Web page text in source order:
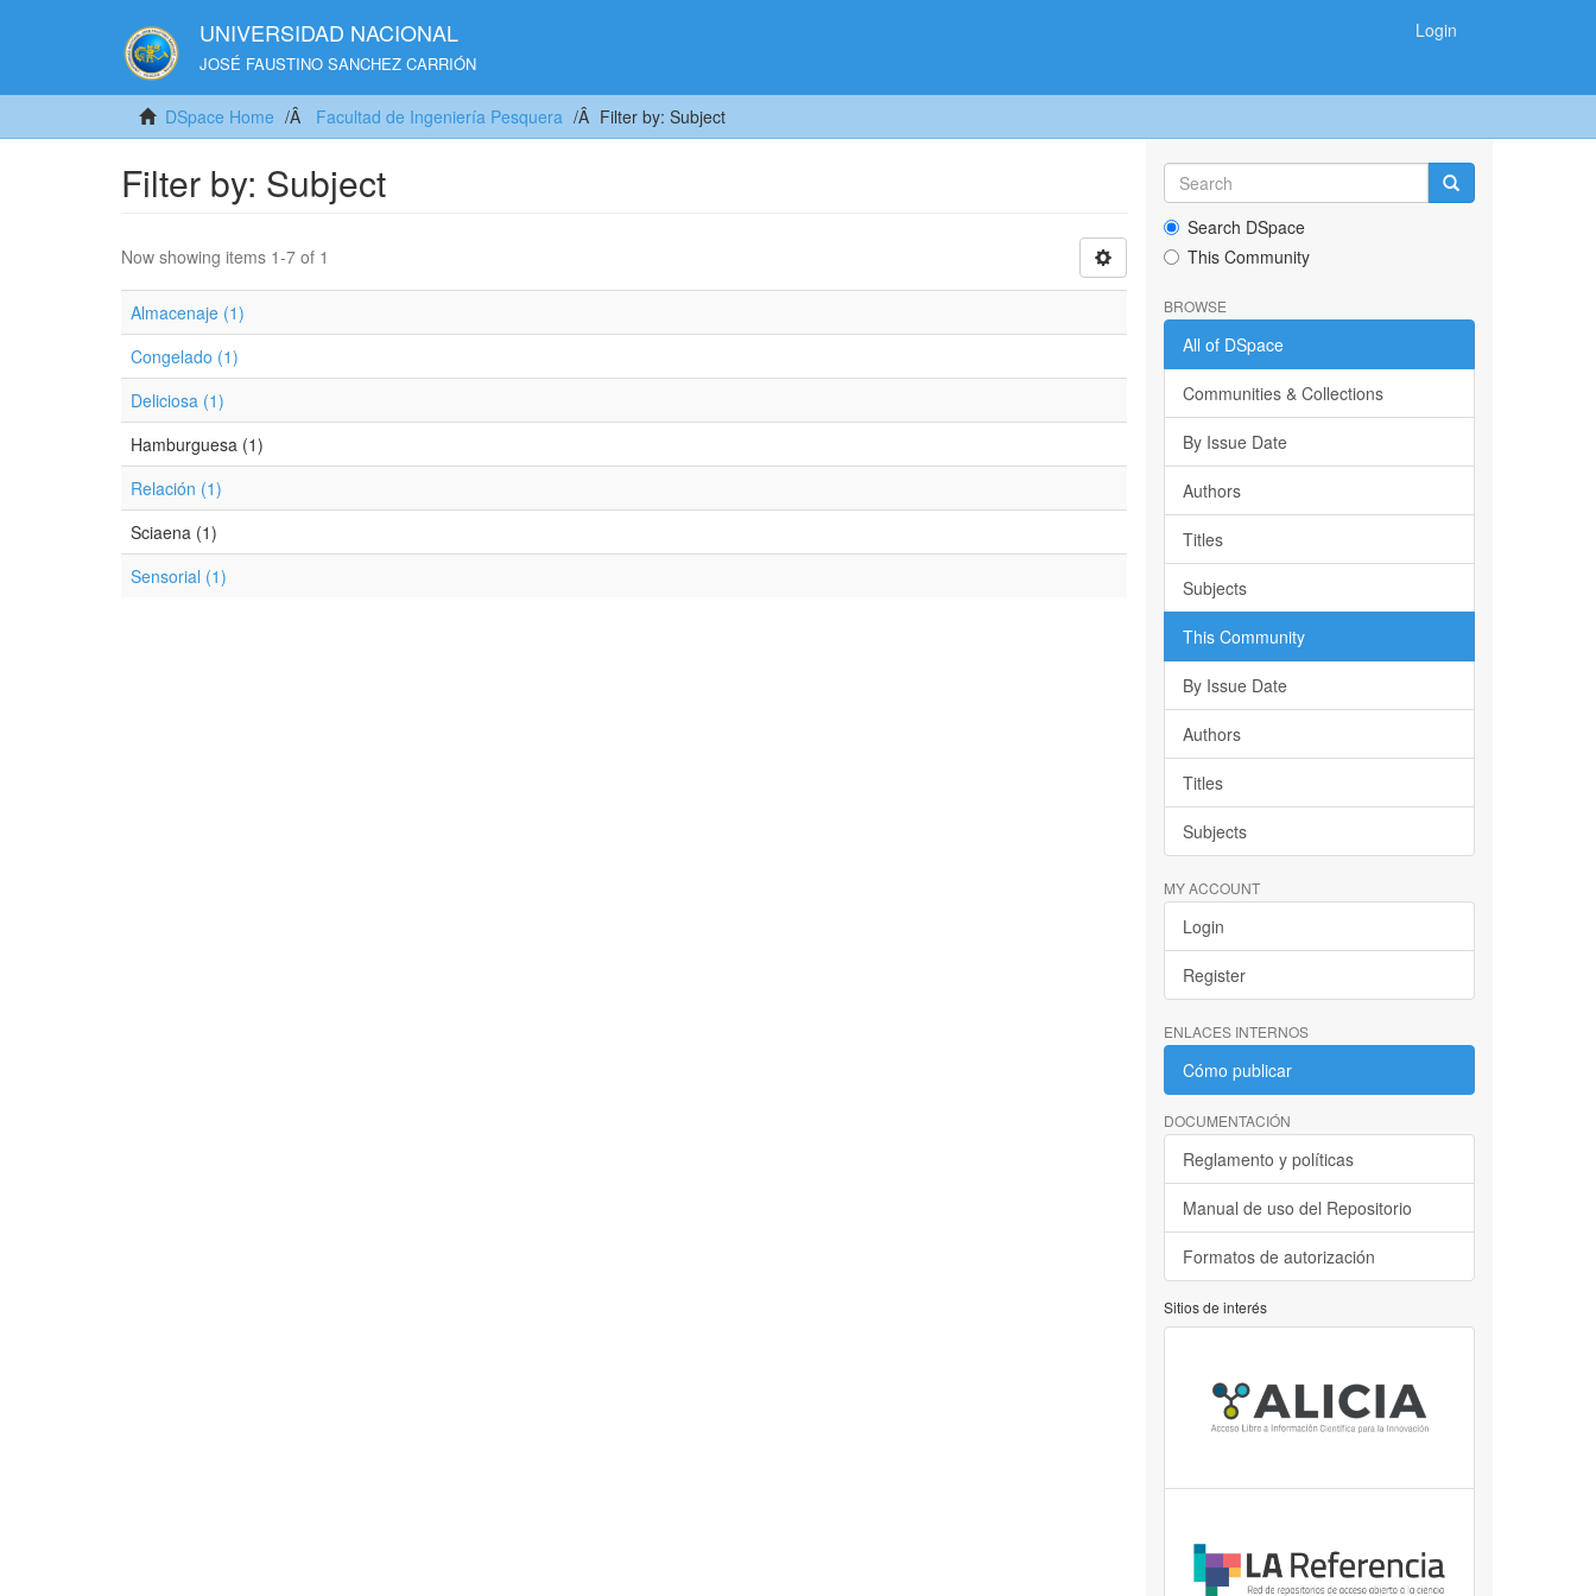
UNIVERSIDAD NACIONAL
JOSÉ FAUSTINO SANCHEZ CARRIÓN
Login
DSpace Home Facultad de Ingeniería Pesquera Filter by: Subject
Filter by: Subject
Now showing items 1-7 of 1
Almacenaje (1)
Congelado (1)
Deliciosa (1)
Hamburguesa (1)
Relación (1)
Sciaena (1)
Sensorial (1)
Search DSpace
This Community
BROWSE
All of DSpace
Communities & Collections
By Issue Date
Authors
Titles
Subjects
This Community
By Issue Date
Authors
Titles
Subjects
MY ACCOUNT
Login
Register
ENLACES INTERNOS
Cómo publicar
DOCUMENTACIÓN
Reglamento y políticas
Manual de uso del Repositorio
Formatos de autorización
Sitios de interés